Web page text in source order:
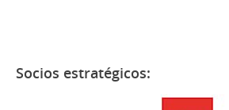
Socios estratégicos: